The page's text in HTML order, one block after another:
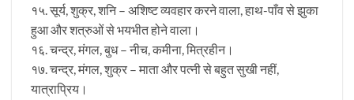
१५. सूर्य, शुक्र, शनि – अशिष्ट व्यवहार करने वाला, हाथ-पाँव से झुका
हुआ और शत्रुओं से भयभीत होने वाला।
१६. चन्द्र, मंगल, बुध – नीच, कमीना, मित्रहीन।
१७. चन्द्र, मंगल, शुक्र – माता और पत्नी से बहुत सुखी नहीं,
यात्राप्रिय।